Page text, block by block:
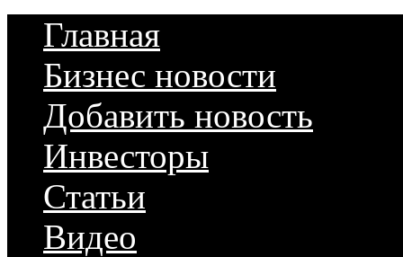
Главная
Бизнес новости
Добавить новость
Инвесторы
Статьи
Видео